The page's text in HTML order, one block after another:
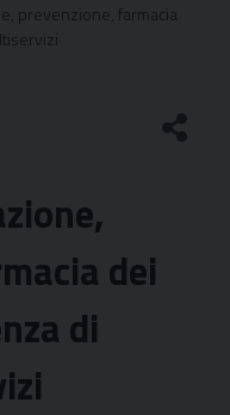
prevenzione, farmacia
dei
di